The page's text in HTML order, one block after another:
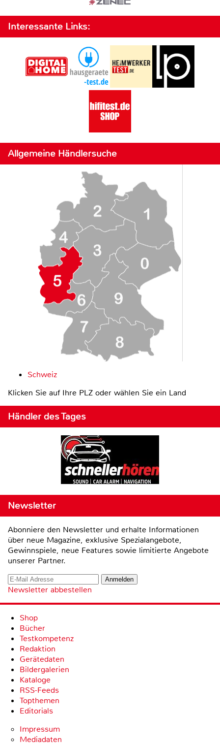
Interessante Links:
Allgemeine Händlersuche
Schweiz
Klicken Sie auf Ihre PLZ oder wählen Sie ein Land
Händler des Tages
Newsletter
Abonniere den Newsletter und erhalte Informationen
über neue Magazine, exklusive Spezialangebote,
Gewinnspiele, neue Features sowie limitierte Angebote
unserer Partner.
Newsletter abbestellen
Shop
Bücher
Testkompetenz
Redaktion
Gerätedaten
Bildergalerien
Kataloge
RSS-Feeds
Topthemen
Editorials
Impressum
Mediadaten